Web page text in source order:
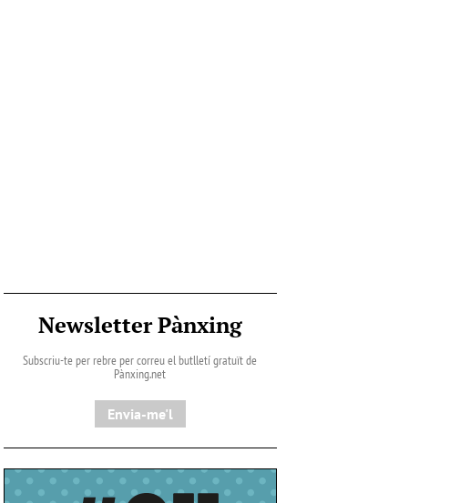
Newsletter Pànxing
Subscriu-te per rebre per correu el butlletí gratuït de
Pànxing.net​
Envia-me'l